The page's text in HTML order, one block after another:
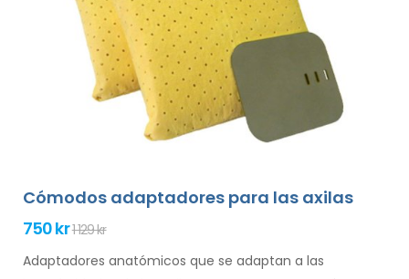
Cómodos adaptadores para las axilas
750 kr1 129 kr
Adaptadores anatómicos que se adaptan a las